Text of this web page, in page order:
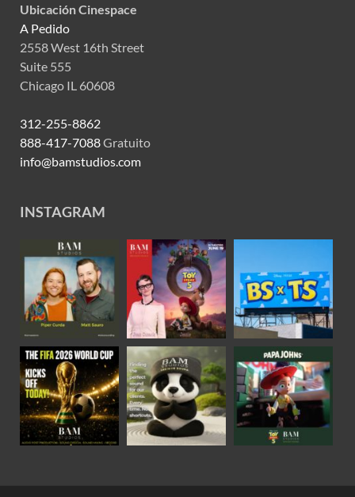
Ubicación Cinespace
A Pedido
2558 West 16th Street
Suite 555
Chicago IL 60608
312-255-8862
888-417-7088Gratuito
info@bamstudios.com
INSTAGRAM